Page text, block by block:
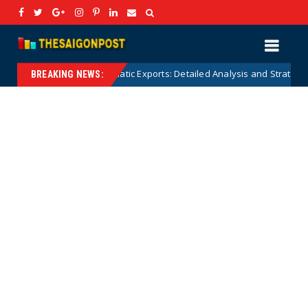
BREAKING NEWS:
and Aquatic Exports: Detailed Analysis and Strategic Solutions